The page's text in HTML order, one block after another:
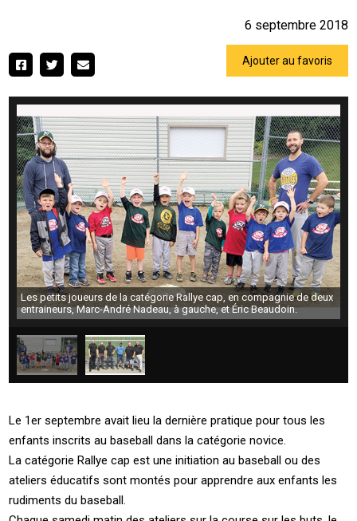
6 septembre 2018
Ajouter au favoris
Les petits joueurs de la catégorie Rallye cap, en compagnie de deux
entraineurs, Marc-André Nadeau, à gauche, et Éric Beaudoin.
Le 1er septembre avait lieu la dernière pratique pour tous les
enfants inscrits au baseball dans la catégorie novice.
La catégorie Rallye cap est une initiation au baseball ou des
ateliers éducatifs sont montés pour apprendre aux enfants les
rudiments du baseball.